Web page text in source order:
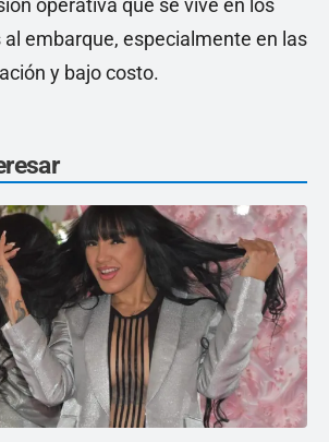
operativa que se vive en los
embarque, especialmente en las
y bajo costo.